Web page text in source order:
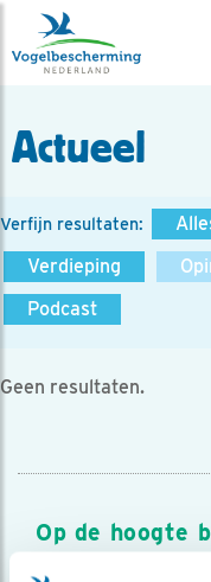
Actueel
Verfijn resultaten:
Verdieping
Podcast
Geen resultaten.
Op de hoogte
Meld je aan en